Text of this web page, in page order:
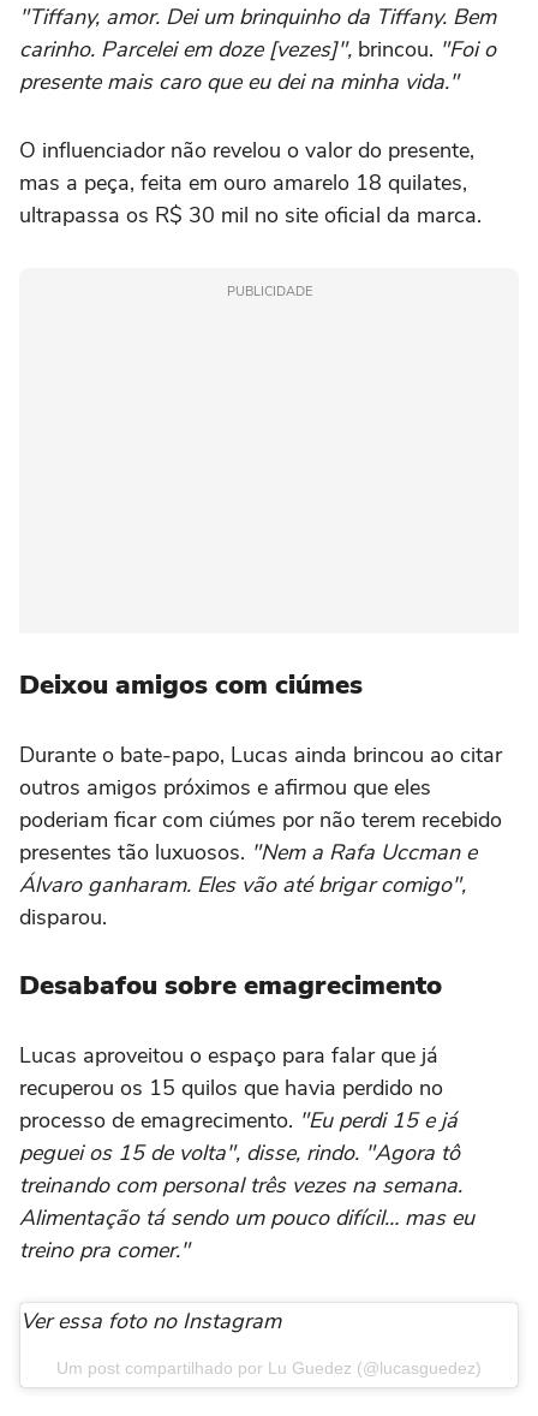
"Tiffany, amor. Dei um brinquinho da Tiffany. Bem
carinho. Parcelei em doze [vezes]", brincou. "Foi o
presente mais caro que eu dei na minha vida."
O influenciador não revelou o valor do presente,
mas a peça, feita em ouro amarelo 18 quilates,
ultrapassa os R$ 30 mil no site oficial da marca.
PUBLICIDADE
Deixou amigos com ciúmes
Durante o bate-papo, Lucas ainda brincou ao citar
outros amigos próximos e afirmou que eles
poderiam ficar com ciúmes por não terem recebido
presentes tão luxuosos. "Nem a Rafa Uccman e
Álvaro ganharam. Eles vão até brigar comigo",
disparou.
Desabafou sobre emagrecimento
Lucas aproveitou o espaço para falar que já
recuperou os 15 quilos que havia perdido no
processo de emagrecimento. "Eu perdi 15 e já
peguei os 15 de volta", disse, rindo. "Agora tô
treinando com personal três vezes na semana.
Alimentação tá sendo um pouco difícil… mas eu
treino pra comer."
Ver essa foto no Instagram
Um post compartilhado por Lu Guedez (@lucasguedez)